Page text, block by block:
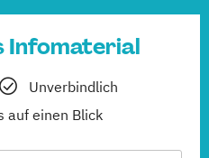
Infomaterial
Unverbindlich
auf einen Blick